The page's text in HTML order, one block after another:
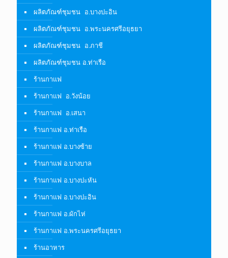
ผลิตภัณฑ์ชุมชน อ.บางปะอิน
ผลิตภัณฑ์ชุมชน อ.พระนครศรีอยุธยา
ผลิตภัณฑ์ชุมชน อ.ภาชี
ผลิตภัณฑ์ชุมชน อ.ท่าเรือ
ร้านกาแฟ
ร้านกาแฟ อ.วังน้อย
ร้านกาแฟ อ.เสนา
ร้านกาแฟ อ.ท่าเรือ
ร้านกาแฟ อ.บางซ้าย
ร้านกาแฟ อ.บางบาล
ร้านกาแฟ อ.บางปะหัน
ร้านกาแฟ อ.บางปะอิน
ร้านกาแฟ อ.ผักไห่
ร้านกาแฟ อ.พระนครศรีอยุธยา
ร้านอาหาร